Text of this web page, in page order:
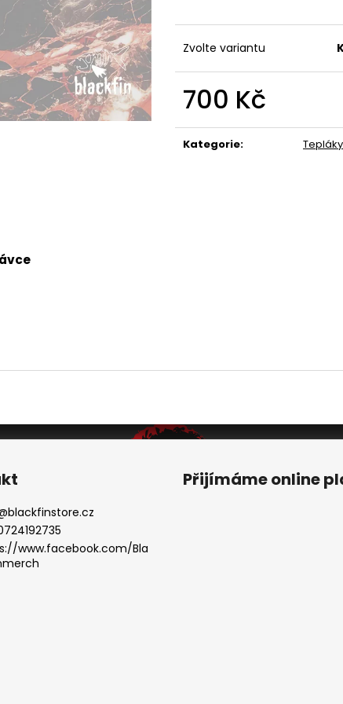
Zvolte variantu
700 Kč
cena:
Kategorie: Tepláky
Kč
blackfinstore.cz
www.facebook.com/Bla
Přijímáme online